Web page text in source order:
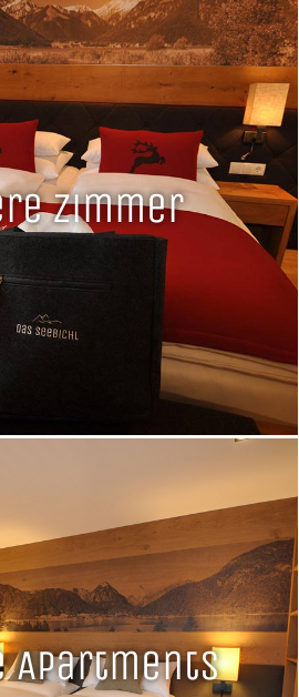
Zimmer
Apartments